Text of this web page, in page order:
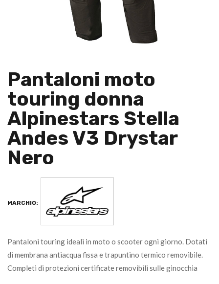
Pantaloni moto
touring donna
Alpinestars Stella
Andes V3 Drystar
Nero
MARCHIO:
Pantaloni touring ideali in moto o scooter ogni giorno. Dotati
di membrana antiacqua fissa e trapuntino termico removibile.
Completi di protezioni certificate removibili sulle ginocchia